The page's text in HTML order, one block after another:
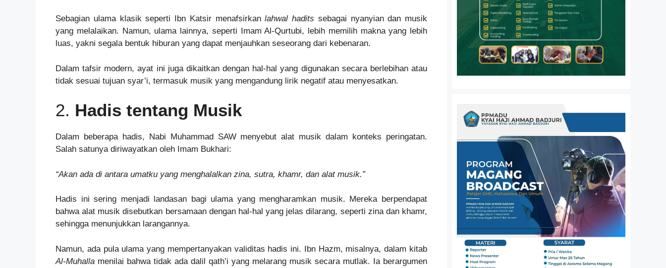
Sebagian ulama klasik seperti Ibn Katsir menafsirkanlahwal hadits sebagai nyanyian dan musik
yang melalaikan. Namun, ulama lainnya, seperti Imam Al-Qurtubi, lebih memilih makna yang lebih
luas, yakni segala bentuk hiburan yang dapat menjauhkan seseorang dari kebenaran.
Dalam tafsir modern, ayat ini juga dikaitkan dengan hal-hal yang digunakan secara berlebihan atau
tidak sesuai tujuan syar’i, termasuk musik yang mengandung lirik negatif atau menyesatkan.
2. Hadis tentang Musik
Dalam beberapa hadis, Nabi Muhammad SAW menyebut alat musik dalam konteks peringatan.
Salah satunya diriwayatkan oleh Imam Bukhari:
“Akan ada di antara umatku yang menghalalkan zina, sutra, khamr, dan alat musik.”
Hadis ini sering menjadi landasan bagi ulama yang mengharamkan musik. Mereka berpendapat
bahwa alat musik disebutkan bersamaan dengan hal-hal yang jelas dilarang, seperti zina dan khamr,
sehingga menunjukkan larangannya.
Namun, ada pula ulama yang mempertanyakan validitas hadis ini. Ibn Hazm, misalnya, dalam kitab
Al-Muhalla menilai bahwa tidak ada dalil qath’i yang melarang musik secara mutlak. Ia berargumen